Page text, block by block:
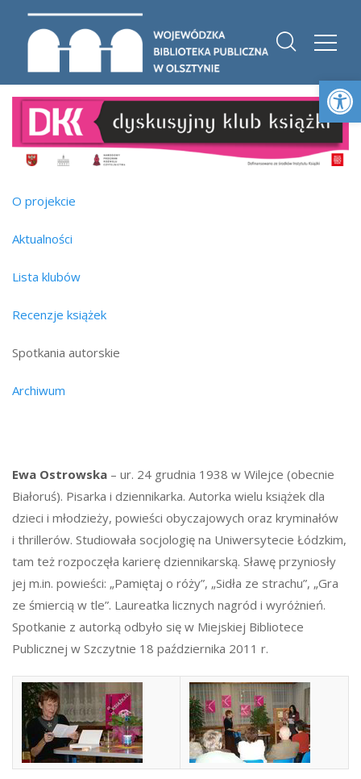
O projekcie
Aktualności
Lista klubów
Recenzje książek
Spotkania autorskie
Archiwum
Ewa Ostrowska – ur. 24 grudnia 1938 w Wilejce (obecnie
Białoruś). Pisarka i dziennikarka. Autorka wielu książek dla
dzieci i młodzieży, powieści obyczajowych oraz kryminałów
i thrillerów. Studiowała socjologię na Uniwersytecie Łódzkim,
tam też rozpoczęła karierę dziennikarską. Sławę przyniosły
jej m.in. powieści: „Pamiętaj o róży”, „Sidła ze strachu”, „Gra
ze śmiercią w tle”. Laureatka licznych nagród i wyróżnień.
Spotkanie z autorką odbyło się w Miejskiej Bibliotece
Publicznej w Szczytnie 18 października 2011 r.